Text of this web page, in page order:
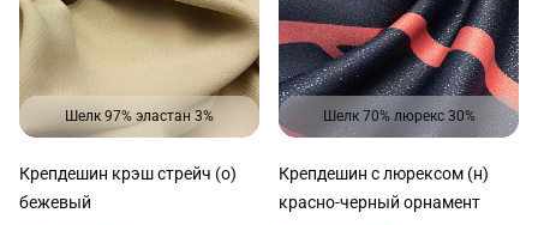
Шелк 97% эластан 3%
Крепдешин крэш стрейч (о)
бежевый
Шелк 70% люрекс 30%
Крепдешин с люрексом (н)
красно-черный орнамент